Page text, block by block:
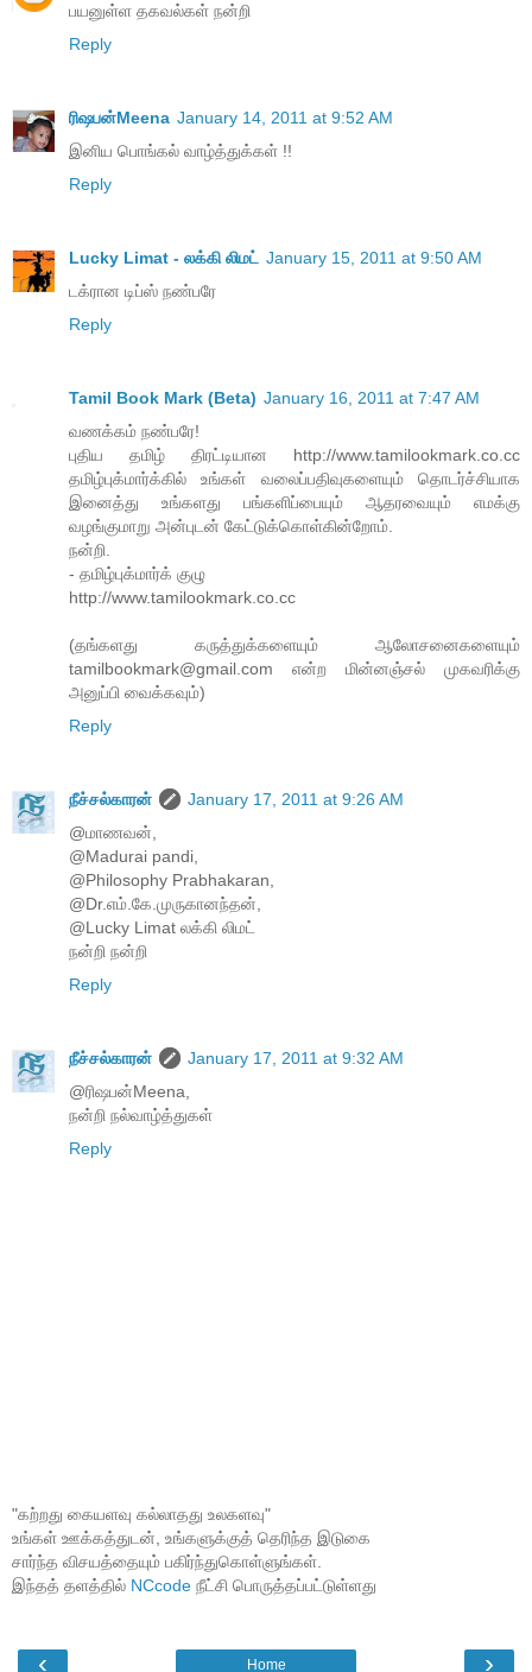
பயனுள்ள தகவல்கள் நன்றி
Reply
ரிஷபன்Meena January 14, 2011 at 9:52 AM
இனிய பொங்கல் வாழ்த்துக்கள் !!
Reply
Lucky Limat - லக்கி லிமட் January 15, 2011 at 9:50 AM
டக்ரான டிப்ஸ் நண்பரே
Reply
Tamil Book Mark (Beta) January 16, 2011 at 7:47 AM
வணக்கம் நண்பரே!
புதிய தமிழ் திரட்டியான http://www.tamilookmark.co.cc
தமிழ்புக்மார்க்கில் உங்கள் வலைப்பதிவுகளையும் தொடர்ச்சியாக‌
இனைத்து உங்களது பங்களிப்பையும் ஆதரவையும் எமக்கு
வழங்குமாறு அன்புடன் கேட்டுக்கொள்கின்றோம்.
நன்றி.
- தமிழ்புக்மார்க் குழு
http://www.tamilookmark.co.cc
(தங்களது கருத்துக்களையும் ஆலோசனைகளையும்
tamilbookmark@gmail.com என்ற மின்னஞ்சல் முகவரிக்கு
அனுப்பி வைக்கவும்)
Reply
நீச்சல்காரன்
January 17, 2011 at 9:26 AM
@மாணவன்,
@Madurai pandi,
@Philosophy Prabhakaran,
@Dr.எம்.கே.முருகானந்தன்,
@Lucky Limat லக்கி லிமட்
நன்றி நன்றி
Reply
நீச்சல்காரன்
January 17, 2011 at 9:32 AM
@ரிஷபன்Meena,
நன்றி நல்வாழ்த்துகள்
Reply
"கற்றது கையளவு கல்லாதது உலகளவு"
உங்கள் ஊக்கத்துடன், உங்களுக்குத் தெரிந்த இடுகை
சார்ந்த விசயத்தையும் பகிர்ந்துகொள்ளுங்கள்.
இந்தத் தளத்தில் NCcode நீட்சி பொருத்தப்பட்டுள்ளது
‹ ›
Home